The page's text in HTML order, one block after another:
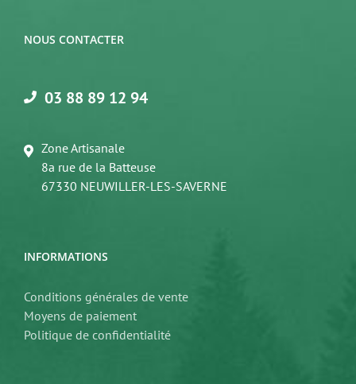
NOUS CONTACTER
03 88 89 12 94
Zone Artisanale
8a rue de la Batteuse
67330 NEUWILLER-LES-SAVERNE
INFORMATIONS
Conditions générales de vente
Moyens de paiement
Politique de confidentialité